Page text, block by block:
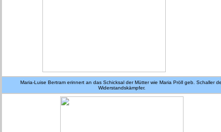
Maria-Luise Bertram erinnert an das Schicksal der Mütter wie Maria Pröll geb. Schaller
Widerstandskämpfer.